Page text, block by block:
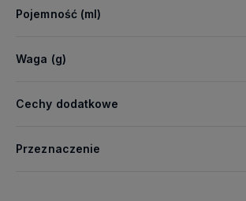
Pojemność (ml)
Waga (g)
Cechy dodatkowe
Przeznaczenie